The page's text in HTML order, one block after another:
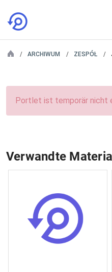
ARCHIWUM ZESPÓŁ
Portlet ist temporär nicht
Verwandte